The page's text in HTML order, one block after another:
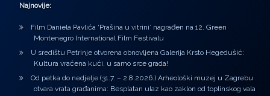
Najnovije:
Film Daniela Pavlića ‘Prašina u vitrini’ nagrađen na 12. Green
Montenegro International Film Festivalu
U središtu Petrinje otvorena obnovljena Galerija Krsto Hegedušić:
Kultura vraćena kući, u samo srce grada!
Od petka do nedjelje (31.7. – 2.8.2026.) Arheološki muzej u Zagrebu
otvara vrata građanima: Besplatan ulaz kao zaklon od toplinskog vala